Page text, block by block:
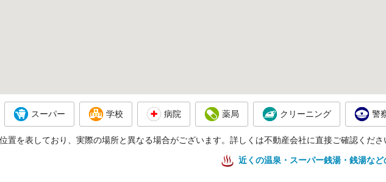
スーパー 学校 病院 薬局 クリーニング 警
置を表しており、実際の場所と異なる場合がございます。詳しくは不動産会社に直接ご確認くださ
近くの温泉・スーパー銭湯・銭湯など